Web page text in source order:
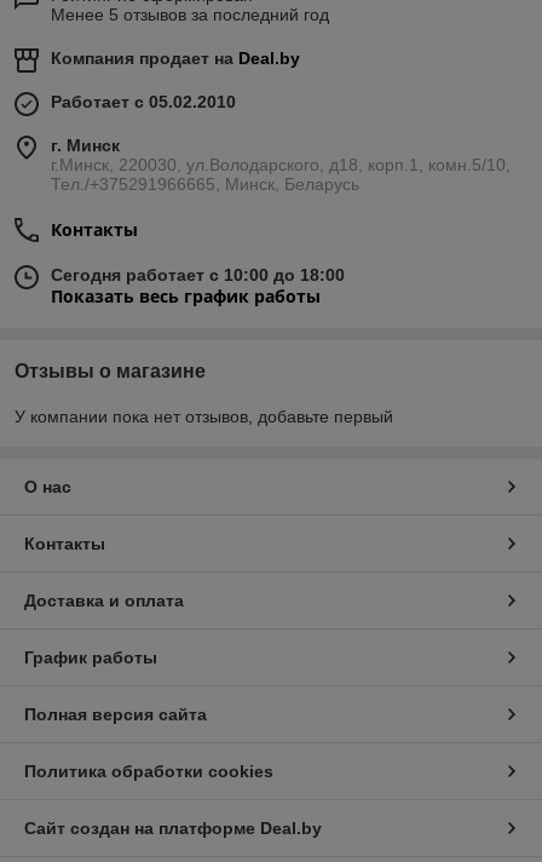
Менее 5 отзывов за последний год
Компания продает на Deal.by
Работает с 05.02.2010
г. Минск
г.Минск, 220030, ул.Володарского, д18, корп.1, комн.5/10,
Тел./+375291966665, Минск, Беларусь
Контакты
Сегодня работает с 10:00 до 18:00
Показать весь график работы
Отзывы о магазине
У компании пока нет отзывов, добавьте первый
О нас
Контакты
Доставка и оплата
График работы
Полная версия сайта
Политика обработки cookies
Сайт создан на платформе Deal.by